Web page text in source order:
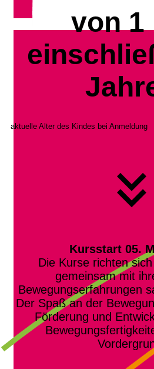
von 1
Beim
aktuelle Alter des Kindes bei Anmeldung
Kursstart 05.
Die Kurse richten
gemeinsam mit
Bewegungserfahrungen
Der Spaß an der
Förderung und